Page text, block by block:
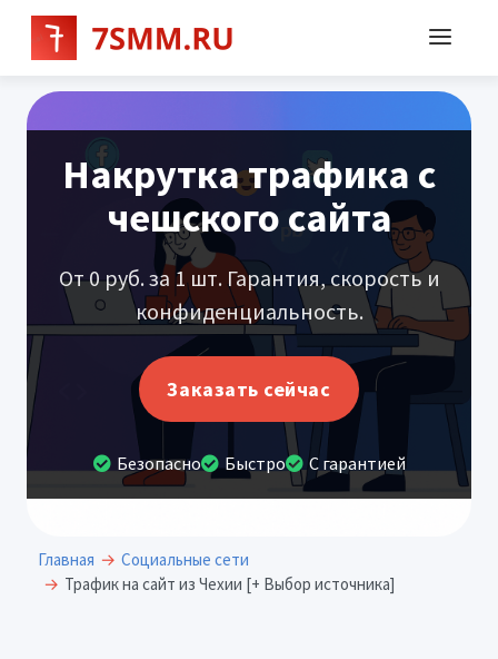
Накрутка трафика с
чешского сайта
От 0 руб. за 1 шт. Гарантия, скорость и
конфиденциальность.
Заказать сейчас
Безопасно Быстро С гарантией
Главная
Социальные сети
Трафик на сайт из Чехии [+ Выбор источника]